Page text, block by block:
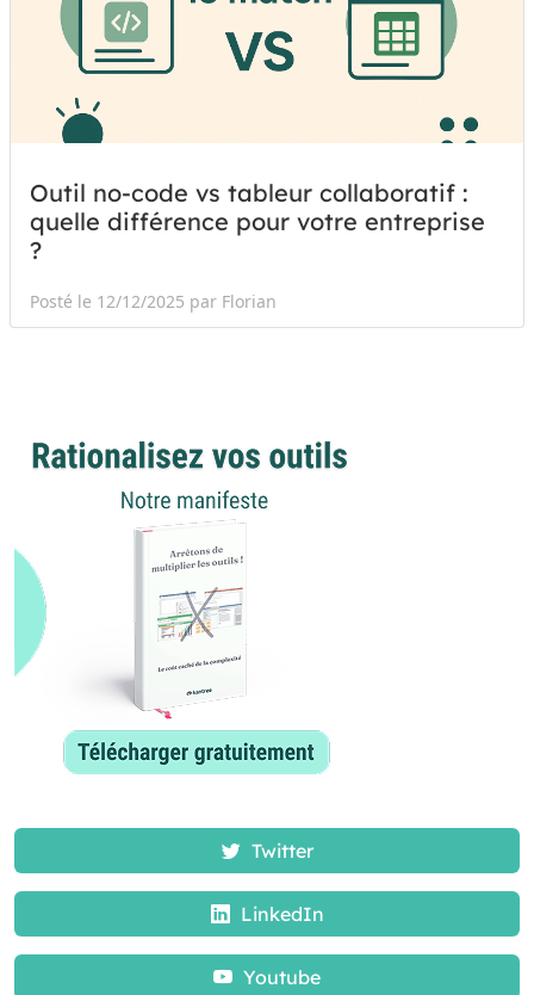
Outil no-code vs tableur collaboratif :
quelle différence pour votre entreprise
?
Posté le 12/12/2025 par Florian
Twitter
LinkedIn
Youtube